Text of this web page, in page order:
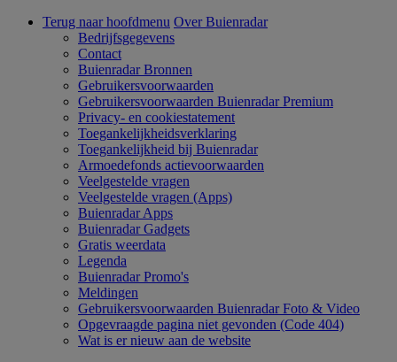
Terug naar hoofdmenu Over Buienradar
Bedrijfsgegevens
Contact
Buienradar Bronnen
Gebruikersvoorwaarden
Gebruikersvoorwaarden Buienradar Premium
Privacy- en cookiestatement
Toegankelijkheidsverklaring
Toegankelijkheid bij Buienradar
Armoedefonds actievoorwaarden
Veelgestelde vragen
Veelgestelde vragen (Apps)
Buienradar Apps
Buienradar Gadgets
Gratis weerdata
Legenda
Buienradar Promo's
Meldingen
Gebruikersvoorwaarden Buienradar Foto & Video
Opgevraagde pagina niet gevonden (Code 404)
Wat is er nieuw aan de website